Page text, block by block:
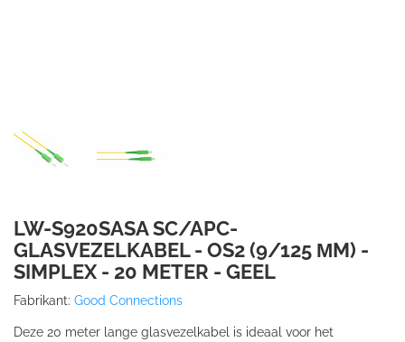
LW-S920SASA SC/APC-
GLASVEZELKABEL - OS2 (9/125 ΜM) -
SIMPLEX - 20 METER - GEEL
Fabrikant: Good Connections
Deze 20 meter lange glasvezelkabel is ideaal voor het